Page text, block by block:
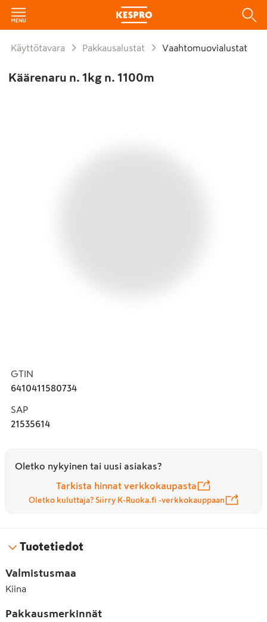
Käyttötavara Pakkausalustat Vaahtomuovialustat
Käärenaru n. 1kg n. 1100m
GTIN
6410411580734
SAP
21535614
Oletko nykyinen tai uusi asiakas?
Tarkista hinnat verkkokaupasta
Oletko kuluttaja? Siirry K-Ruoka.fi -verkkokauppaan
Tuotetiedot
Valmistusmaa
Kiina
Pakkausmerkinnät